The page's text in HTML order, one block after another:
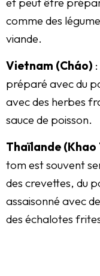
comme des
viande.
Vietnam (Cháo)
préparé avec du
avec des herbes
sauce de poisson.
Thaïlande (Khao
tom est souvent
des crevettes, du
assaisonné avec
des échalotes